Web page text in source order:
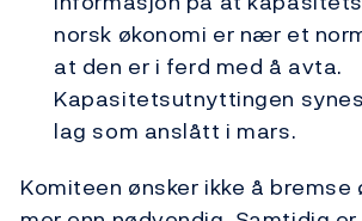
norsk økonomi er nær et
at den er i ferd med å avta.
Kapasitetsutnyttingen
lag som anslått i mars.
Komiteen ønsker ikke å bremse